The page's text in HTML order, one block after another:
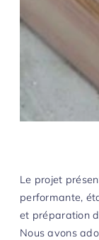
Le projet
performante,
et préparation
Nous avons